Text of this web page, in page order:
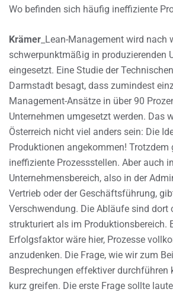
Wo befinden sich häufig ineffiziente
Krämer _Lean-Management wird nach
schwerpunktmäßig in produzierenden
eingesetzt. Eine Studie der
Darmstadt besagt, dass zumindest
Management-Ansätze in über 90
Unternehmen umgesetzt werden. Das
Österreich nicht viel anders sein: Die
Produktionen angekommen! Trotzdem
ineffiziente Prozessstellen. Aber auch
Unternehmensbereich, also in der
Vertrieb oder der Geschäftsführung,
Verschwendung. Die Abläufe sind dort
strukturiert als im Produktionsbereich.
Erfolgsfaktor wäre hier, Prozesse
anzudenken. Die Frage, wie wir zum
Besprechungen effektiver durchführen
kurz greifen. Die erste Frage sollte